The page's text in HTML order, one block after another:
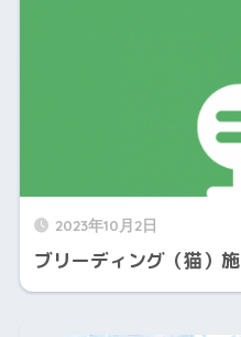
2023年10月2日
ブリーディング（猫）